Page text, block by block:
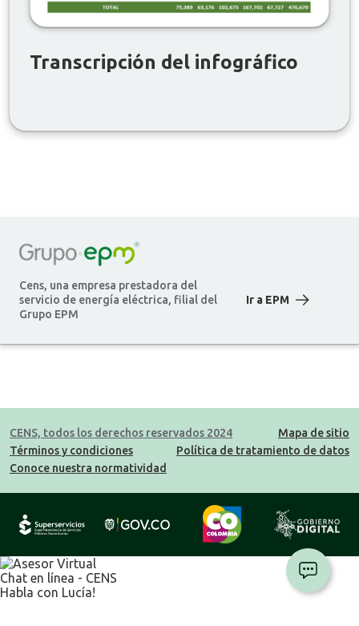
Transcripción del infográfico
Cens, una empresa prestadora del
servicio de energía eléctrica, filial del
Grupo EPM
Ir a EPM
CENS, todos los derechos reservados 2024
Mapa de sitio
Términos y condiciones
Política de tratamiento de datos
Conoce nuestra normatividad
Chat en línea - CENS
Habla con Lucía!